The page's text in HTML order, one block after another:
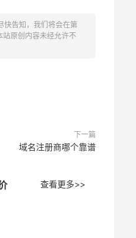
快告知，我们将会在第
原创内容未经允许不
下一篇
域名注册商哪个靠谱
查看更多>>